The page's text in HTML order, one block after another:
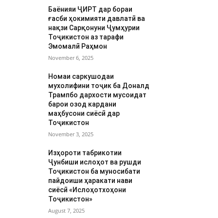
Баёнияи ҶИРТ дар бораи
ғасби ҳокимияти давлатӣ ва
нақзи Сарқонуни Ҷумҳурии
Тоҷикистон аз тарафи
Эмомалӣ Раҳмон
November 6, 2025
Номаи саркушодаи
мухолифини тоҷик ба Доналд
Трампбо дархости мусоидат
барои озод кардани
маҳбусони сиёсӣ дар
Тоҷикистон
November 3, 2025
Изҳороти табрикотии
Ҷунбиши ислоҳот ва рушди
Тоҷикистон ба муносибати
пайдоиши ҳаракати нави
сиёсӣ «Ислоҳотхоҳони
Тоҷикистон»
August 7, 2025